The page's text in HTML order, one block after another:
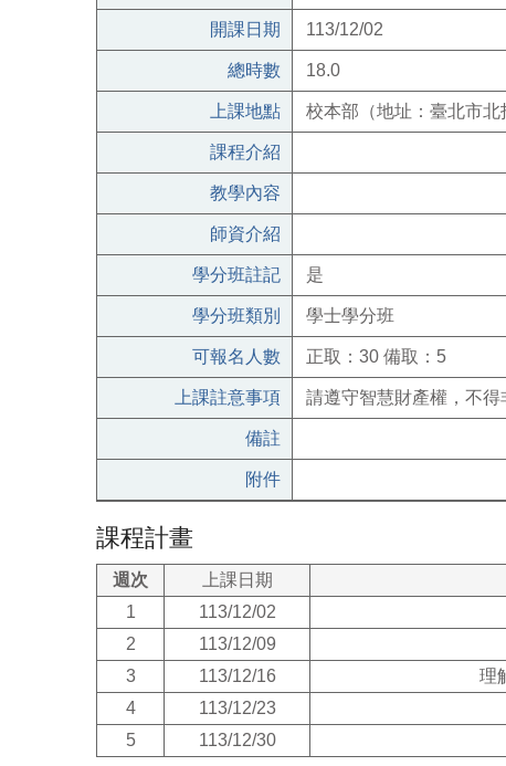
開課日期 113/12/02
總時數 18.0
上課地點 校本部（地址：臺北市北
課程介紹
教學內容
師資介紹
學分班註記 是
學分班類別 學士學分班
可報名人數 正取：30 備取：5
上課註意事項 請遵守智慧財產權，不
備註
附件
課程計畫
週次 上課日期
1
113/12/02
2
113/12/09
3
113/12/16 理
4
113/12/23
5
113/12/30